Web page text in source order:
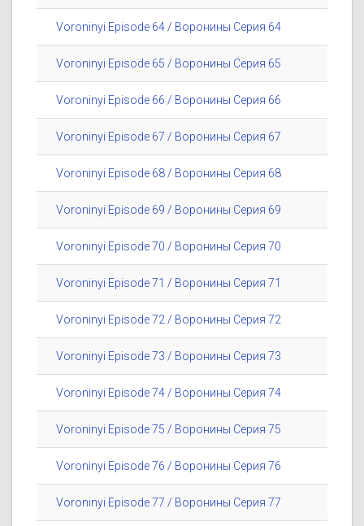
Voroninyi Episode 64 / Воронины Серия 64
Voroninyi Episode 65 / Воронины Серия 65
Voroninyi Episode 66 / Воронины Серия 66
Voroninyi Episode 67 / Воронины Серия 67
Voroninyi Episode 68 / Воронины Серия 68
Voroninyi Episode 69 / Воронины Серия 69
Voroninyi Episode 70 / Воронины Серия 70
Voroninyi Episode 71 / Воронины Серия 71
Voroninyi Episode 72 / Воронины Серия 72
Voroninyi Episode 73 / Воронины Серия 73
Voroninyi Episode 74 / Воронины Серия 74
Voroninyi Episode 75 / Воронины Серия 75
Voroninyi Episode 76 / Воронины Серия 76
Voroninyi Episode 77 / Воронины Серия 77